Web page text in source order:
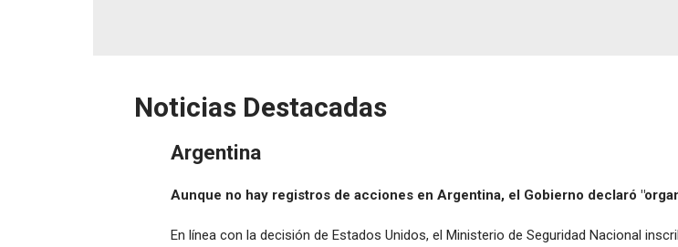
Noticias Destacadas
Argentina
Aunque no hay registros de acciones en Argentina, el Gobierno declaró
En línea con la decisión de Estados Unidos, el Ministerio de Seguridad Nacional